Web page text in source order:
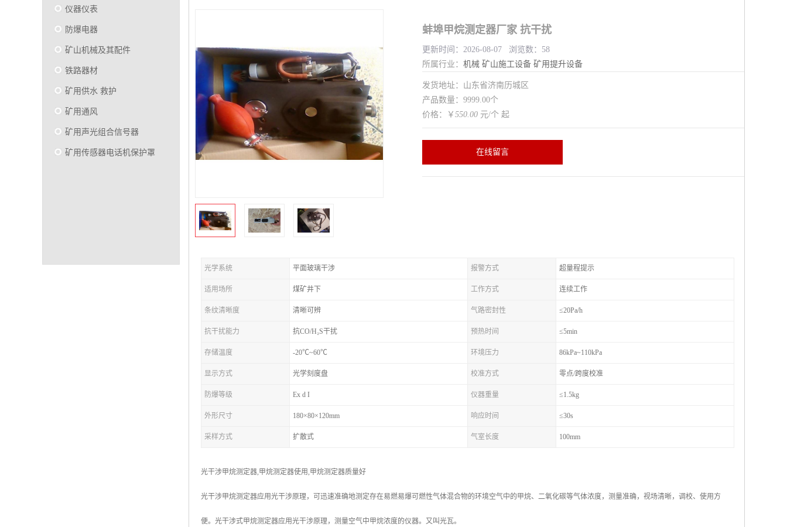
仪器仪表
防爆电器
矿山机械及其配件
铁路器材
矿用供水 救护
矿用通风
矿用声光组合信号器
矿用传感器电话机保护罩
蚌埠甲烷测定器厂家 抗干扰
更新时间：2026-08-07 浏览数：58
所属行业： 机械 矿山施工设备 矿用提升设备
发货地址：山东省济南历城区
产品数量：9999.00个
价格：￥ 550.00 元/个 起
在线留言
光学系统 平面玻璃干涉 报警方式 超量程提示
适用场所 煤矿井下 工作方式 连续工作
条纹清晰度 清晰可辨 气路密封性 ≤20Pa/h
抗干扰能力 抗CO/H₂S干扰 预热时间 ≤5min
存储温度 -20℃~60℃ 环境压力 86kPa~110kPa
显示方式 光学刻度盘 校准方式 零点/跨度校准
防爆等级 Ex d I 仪器重量 ≤1.5kg
外形尺寸 180×80×120mm 响应时间 ≤30s
采样方式 扩散式 气室长度 100mm
光干涉甲烷测定器,甲烷测定器使用,甲烷测定器质量好
光干涉甲烷测定器应用光干涉原理，可迅速准确地测定存在易燃易爆可燃性气体混合物的环境空气中的甲烷、二氧化碳等气体浓度，测量准确，视场清晰，调校、使用方
便。光干涉式甲烷测定器应用光干涉原理，测量空气中甲烷浓度的仪器。又叫光瓦。